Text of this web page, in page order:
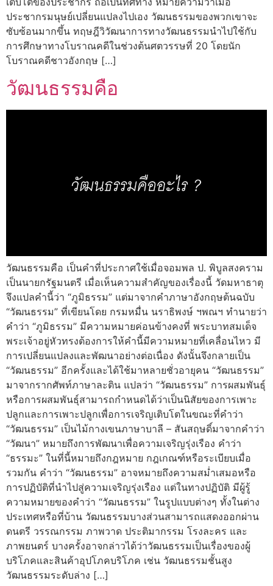
ประชากรมนุษย์เปลี่ยนแปลงไปเอง วัฒนธรรมของพวกเขาจะ
ซับซ้อนมากขึ้น ทฤษฎีวิวัฒนาการทางวัฒนธรรมนำไปใช้กับ
การศึกษาทางโบราณคดีในช่วงต้นศตวรรษที่ 20 โดยนัก
โบราณคดีชาวอังกฤษ […]
วัฒนธรรมคือ
วัฒนธรรมคือ เป็นคำที่ประกาศใช้เมื่อจอมพล ป. พิบูลสงคราม
เป็นนายกรัฐมนตรี เมื่อเห็นความสำคัญของเรื่องนี้ วัดมหาธาตุ
จึงแปลคำนี้ว่า “ภูมิธรรม” แต่มาจากคำภาษาอังกฤษต้นฉบับ
“วัฒนธรรม” ที่เขียนโดย กรมหมื่น นราธิพงษ์ ฯพณฯ ทำนายว่า
คำว่า “ภูมิธรรม” มีความหมายค่อนข้างคงที่ พระบาทสมเด็จ
พระเจ้าอยู่หัวทรงต้องการให้คำนี้มีความหมายที่เคลื่อนไหว มี
การเปลี่ยนแปลงและพัฒนาอย่างต่อเนื่อง ดังนั้นจึงกลายเป็น
“วัฒนธรรม” อีกครั้งและได้ใช้มาหลายชั่วอายุคน “วัฒนธรรม”
มาจากรากศัพท์ภาษาละติน แปลว่า “วัฒนธรรม” การผสมพันธุ์
หรือการผสมพันธุ์สามารถกำหนดได้ว่าเป็นนิสัยของการเพาะ
ปลูกและการเพาะปลูกเพื่อการเจริญเติบโตในขณะที่คำว่า
“วัฒนธรรม” เป็นไม้กางเขนภาษาบาลี – สันสฤษดิ์มาจากคำว่า
“วัฒนา” หมายถึงการพัฒนาเพื่อความเจริญรุ่งเรือง คำว่า
“ธรรมะ” ในที่นี้หมายถึงกฎหมาย กฎเกณฑ์หรือระเบียบเมื่อ
รวมกัน คำว่า “วัฒนธรรม” อาจหมายถึงความสม่ำเสมอหรือ
การปฏิบัติที่นำไปสู่ความเจริญรุ่งเรือง แต่ในทางปฏิบัติ มีผู้รู้
ความหมายของคำว่า “วัฒนธรรม” ในรูปแบบต่างๆ ทั้งในต่าง
ประเทศหรือที่บ้าน วัฒนธรรมบางส่วนสามารถแสดงออกผ่าน
ดนตรี วรรณกรรม ภาพวาด ประติมากรรม โรงละคร และ
ภาพยนตร์ บางครั้งอาจกล่าวได้ว่าวัฒนธรรมเป็นเรื่องของผู้
บริโภคและสินค้าอุปโภคบริโภค เช่น วัฒนธรรมชั้นสูง
วัฒนธรรมระดับล่าง […]